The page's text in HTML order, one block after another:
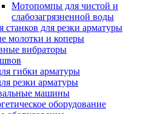
Мотопомпы для чистой и
слабозагрязненной воды
для резки арматуры
молотки и коперы
вибраторы
гибки арматуры
резки арматуры
машины